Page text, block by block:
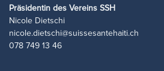
Präsidentin des Vereins SSH
Nicole Dietschi
nicole.dietschi@suissesantehaiti.ch
078 749 13 46